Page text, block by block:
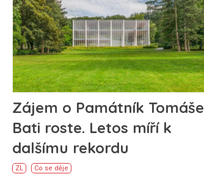
Zájem o Památník Tomáše
Bati roste. Letos míří k
dalšímu rekordu
ZL Co se děje